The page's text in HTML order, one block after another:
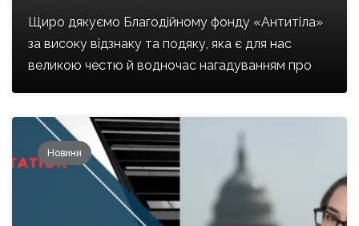
Щиро дякуємо Благодійному фонду «Антитіла»
за високу відзнаку та подяку, яка є для нас
великою честю й водночас нагадуванням про
Новини